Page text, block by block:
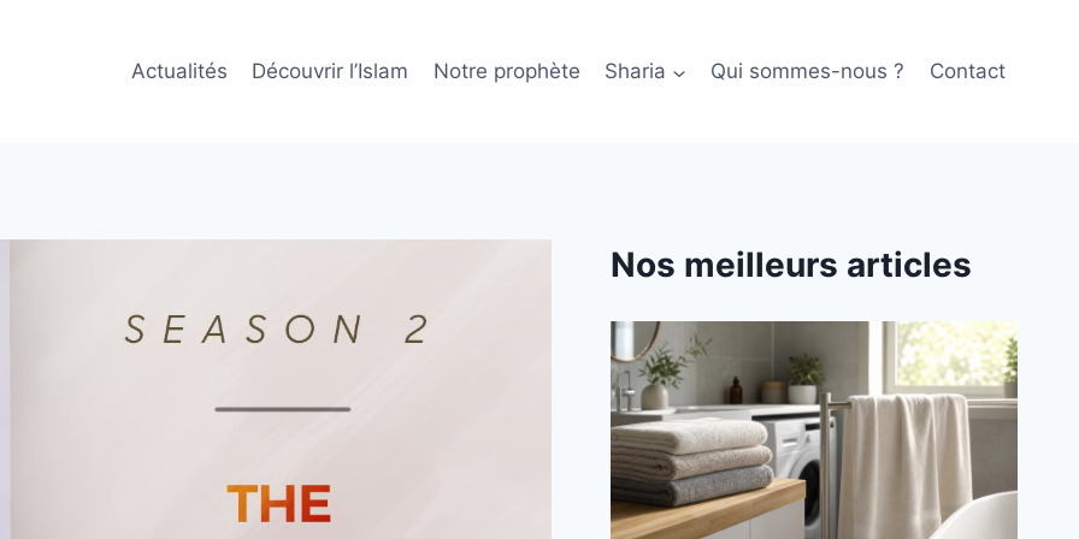
Actualités Découvrir l’Islam Notre prophète Sharia Qui sommes-nous ? Contact
Nos meilleurs articles